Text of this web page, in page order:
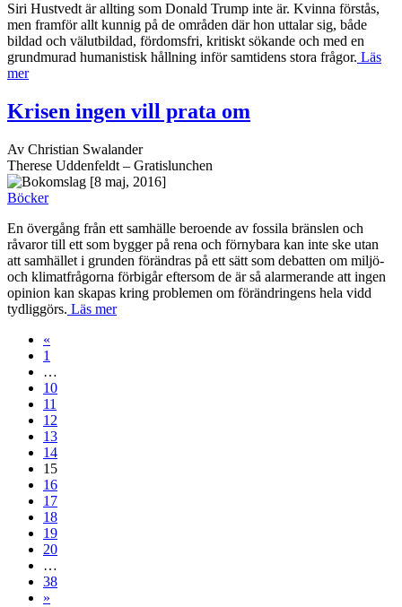
Siri Hustvedt är allting som Donald Trump inte är. Kvinna förstås,
men framför allt kunnig på de områden där hon uttalar sig, både
bildad och välutbildad, fördomsfri, kritiskt sökande och med en
grundmurad humanistisk hållning inför samtidens stora frågor. Läs
mer
Krisen ingen vill prata om
Av Christian Swalander
Therese Uddenfeldt – Gratislunchen
[8 maj, 2016]
Böcker
En övergång från ett samhälle beroende av fossila bränslen och
råvaror till ett som bygger på rena och förnybara kan inte ske utan
att samhället i grunden förändras på ett sätt som debatten om miljö-
och klimatfrågorna förbigår eftersom de är så alarmerande att ingen
opinion kan skapas kring problemen om förändringens hela vidd
tydliggörs. Läs mer
«
1
…
10
11
12
13
14
15
16
17
18
19
20
…
38
»